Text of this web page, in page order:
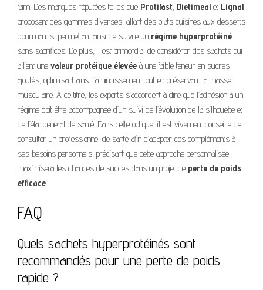
faim. Des marques réputées telles que Protifast, Dietimeal et Lignal
proposent des gammes diverses, allant des plats cuisinés aux desserts
gourmands, permettant ainsi de suivre un régime hyperprotéiné
sans sacrifices. De plus, il est primordial de considérer des sachets qui
allient une valeur protéique élevée à une faible teneur en sucres
ajoutés, optimisant ainsi l’amincissement tout en préservant la masse
musculaire. À ce titre, les experts s’accordent à dire que l’adhésion à un
régime doit être accompagnée d’un suivi de l’évolution de la silhouette et
de l’état général de santé. Dans cette optique, il est vivement conseillé de
consulter un professionnel de santé afin d’adapter ces compléments à
ses besoins personnels, précisant que cette approche personnalisée
maximisera les chances de succès dans un projet de perte de poids
efficace.
FAQ
Quels sachets hyperprotéinés sont
recommandés pour une perte de poids
rapide ?